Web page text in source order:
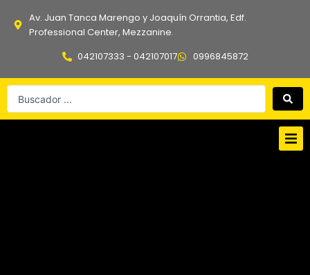
Av. Juan Tanca Marengo y Joaquín Orrantia, Edf.
Professional Center, Mezzanine.
042107333 - 042107017
0996845872
Search